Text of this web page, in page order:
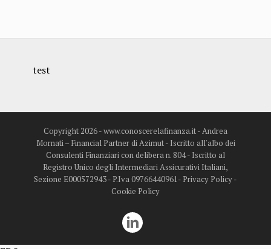
test
Copyright 2026 - www.conoscerelafinanza.it - Andrea
Mornati – Financial Partner di Azimut - Iscritto all'albo dei
Consulenti Finanziari con delibera n. 804 - Iscritto al
Registro Unico degli Intermediari Assicurativi Italiani,
Sezione E000572943 - P.Iva 09766440961- Privacy Policy-
Cookie Policy
